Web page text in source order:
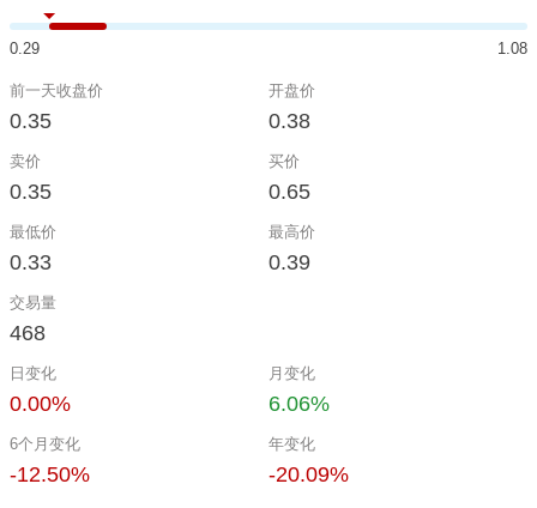
0.29 1.08
前一天收盘价
0.35
开盘价
0.38
卖价
0.35
买价
0.65
最低价
0.33
最高价
0.39
交易量
468
日变化
0.00%
月变化
6.06%
6个月变化
-12.50%
年变化
-20.09%